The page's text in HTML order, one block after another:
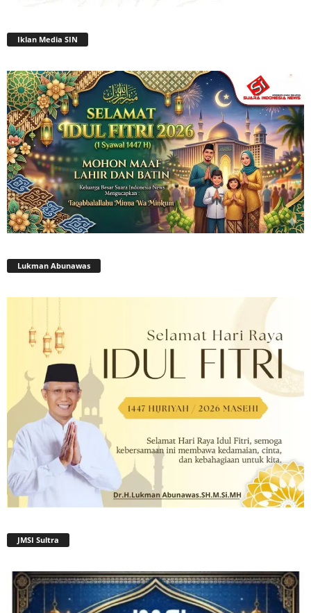
Iklan Media SIN
Lukman Abunawas
JMSI Sultra